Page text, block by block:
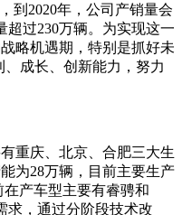
到2020年，公司产销量会
超过230万辆。为实现这一
略机遇期，特别是抓好未
成长、创新能力，努力
重庆、北京、合肥三大生
为28万辆，目前主要生产
产车型主要有睿骋和
求，通过分阶段技术改